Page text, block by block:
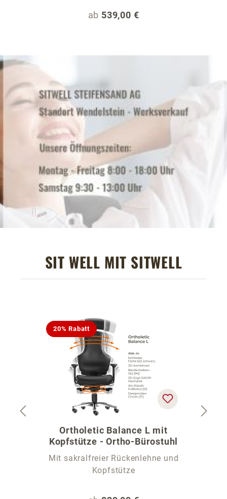
Regulärer Preis:
ab 539,00 €
SIT WELL MIT SITWELL
20% Rabatt
Ortholetic Balance L mit
Kopfstütze - Ortho-Bürostuhl
Mit sakralfreier Rückenlehne und
Kopfstütze